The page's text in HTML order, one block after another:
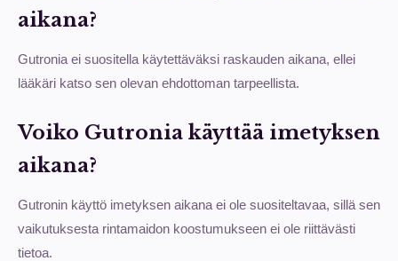
aikana?
Gutronia ei suositella käytettäväksi raskauden aikana, ellei
lääkäri katso sen olevan ehdottoman tarpeellista.
Voiko Gutronia käyttää imetyksen
aikana?
Gutronin käyttö imetyksen aikana ei ole suositeltavaa, sillä sen
vaikutuksesta rintamaidon koostumukseen ei ole riittävästi
tietoa.